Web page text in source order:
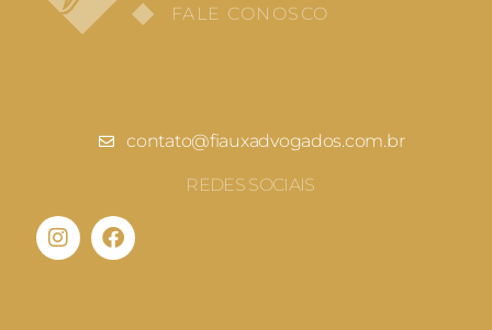
FALE CONOSCO
contato@fiauxadvogados.com.br
REDES SOCIAIS